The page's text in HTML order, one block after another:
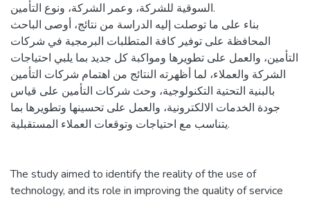
السوقية للشركة، وعمر الشركة، ونوع التأمين.
بناء على ما توصلت إليه الدراسة من نتائج، أوصى الباحث
المحافظة على توفير كافة المتطلبات البرمجية في شركات
التأمين، والعمل على تطويرها ومواكبة كل جديد بما يلبي احتياجات
الشركة والعملاء، لما أظهرته النتائج من اهتمام شركات التأمين
بالبنية التحتية التكنولوجية، وحث شركات التأمين على قياس
جودة الخدمات الالكترونية، والعمل على تحسينها وتطويرها بما
يتناسب مع احتياجات وتوقعات العملاء المستقبلية.
The study aimed to identify the reality of the use of
technology, and its role in improving the quality of service